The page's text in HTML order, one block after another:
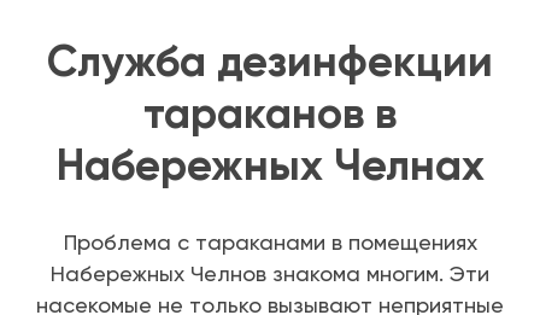
Служба дезинфекции
тараканов в
Набережных Челнах
Проблема с тараканами в помещениях
Набережных Челнов знакома многим. Эти
насекомые не только вызывают неприятные